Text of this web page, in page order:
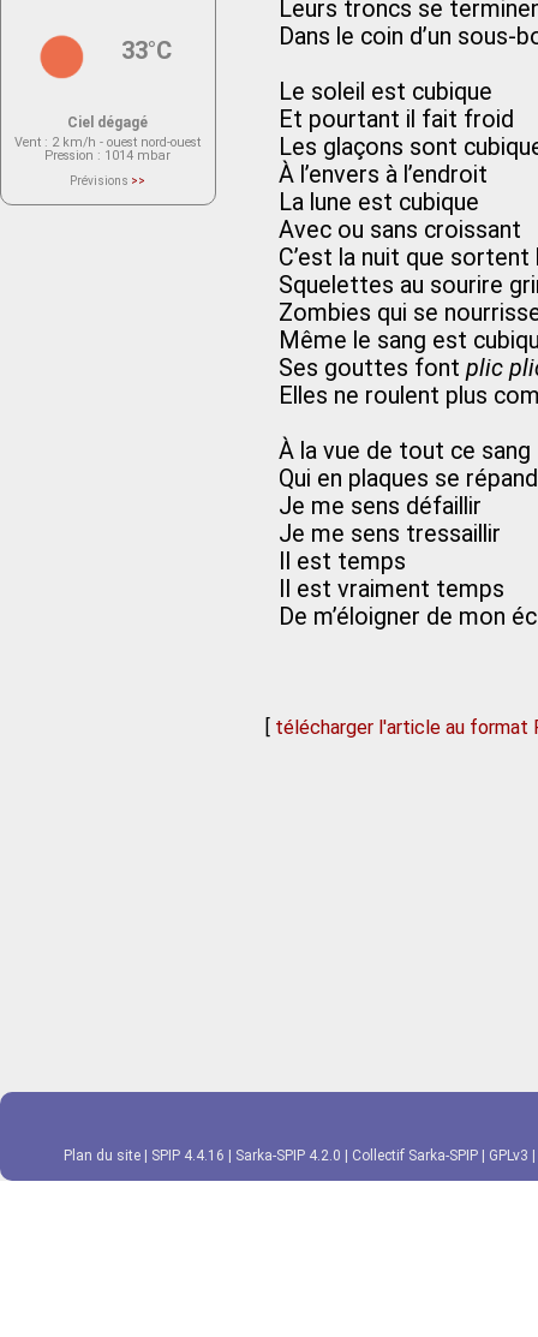
Leurs troncs se
Dans le coin d’un sous-
Le soleil est cubique
Et pourtant il fait froid
Les glaçons sont
À l’envers à l’endroit
La lune est cubique
Avec ou sans croissant
C’est la nuit que
Squelettes au sourire
Zombies qui se
Même le sang est
Ses gouttes font plic
Elles ne roulent plus
À la vue de tout ce sang
Qui en plaques se répand
Je me sens défaillir
Je me sens tressaillir
Il est temps
Il est vraiment temps
De m’éloigner de mon
[ télécharger l'article au format
33°C
Ciel dégagé
Vent : 2 km/h - ouest nord-ouest
Pression : 1014 mbar
Prévisions >>
actuellement aucune prévision
Plan du site SPIP 4.4.16 Sarka-SPIP 4.2.0 Collectif Sarka-SPIP GPLv3